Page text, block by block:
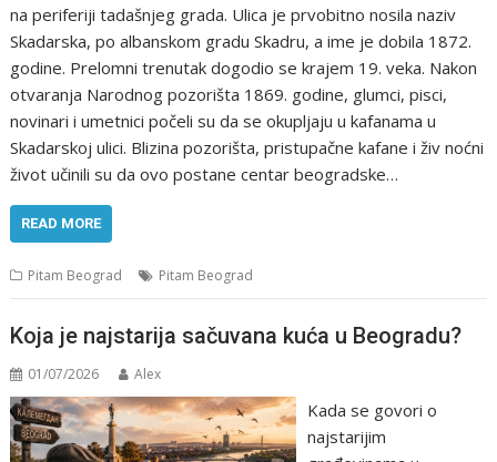
na periferiji tadašnjeg grada. Ulica je prvobitno nosila naziv
Skadarska, po albanskom gradu Skadru, a ime je dobila 1872.
godine. Prelomni trenutak dogodio se krajem 19. veka. Nakon
otvaranja Narodnog pozorišta 1869. godine, glumci, pisci,
novinari i umetnici počeli su da se okupljaju u kafanama u
Skadarskoj ulici. Blizina pozorišta, pristupačne kafane i živ noćni
život učinili su da ovo postane centar beogradske…
READ MORE
Pitam Beograd Pitam Beograd
Koja je najstarija sačuvana kuća u Beogradu?
01/07/2026 Alex
Kada se govori o
najstarijim